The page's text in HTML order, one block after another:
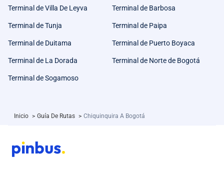
Terminal de Villa De Leyva Terminal de Barbosa
Terminal de Tunja Terminal de Paipa
Terminal de Duitama Terminal de Puerto Boyaca
Terminal de La Dorada Terminal de Norte de Bogotá
Terminal de Sogamoso
Inicio > Guía De Rutas > Chiquinquira A Bogotá